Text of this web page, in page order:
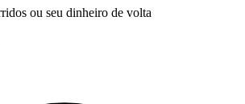
ou seu dinheiro de volta